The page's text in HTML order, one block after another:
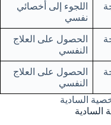
اللجوء إلى أخصائي
نفسي
الحصول على العلاج
النفسي
الحصول على العلاج
النفسي
السادية
السادية